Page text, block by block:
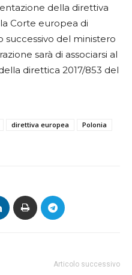
della direttiva
Corte europea di
successivo del ministero
sarà di associarsi al
direttica 2017/853 del
direttiva europea
Polonia
Articolo successivo